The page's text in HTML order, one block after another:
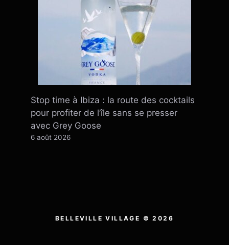
Stop time à Ibiza : la route des cocktails
pour profiter de l’île sans se presser
avec Grey Goose
6 août 2026
BELLEVILLE VILLAGE © 2026